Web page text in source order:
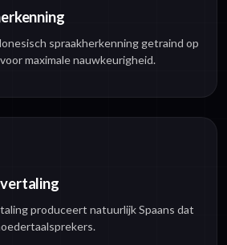
spraakherkenning getraind op
maximale nauwkeurigheid.
produceert natuurlijk Spaans dat